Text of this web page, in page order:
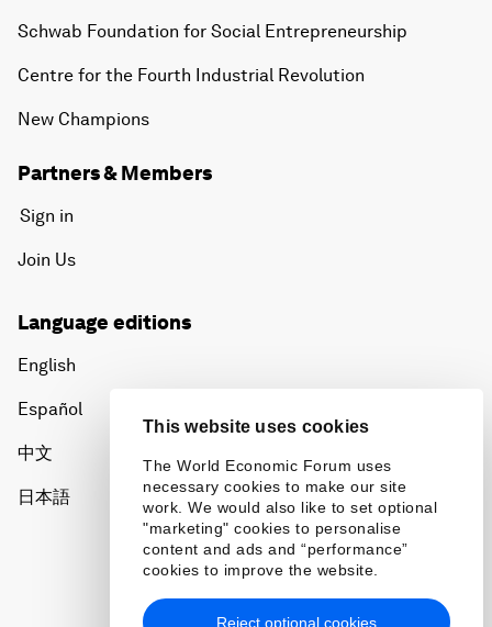
This website uses cookies
The World Economic Forum uses
necessary cookies to make our site
work. We would also like to set optional
"marketing" cookies to personalise
content and ads and “performance”
cookies to improve the website.
Reject optional cookies
Schwab Foundation for Social Entrepreneurship
Centre for the Fourth Industrial Revolution
New Champions
Partners & Members
Sign in
Join Us
Language editions
English
Español
中文
日本語